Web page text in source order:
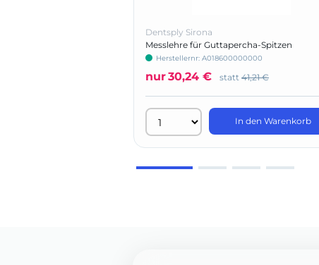
Dentsply Sirona
Messlehre für Guttapercha-Spitzen
Herstellernr: A018600000000
nur30,24 € statt 41,21 €
In den Warenkorb